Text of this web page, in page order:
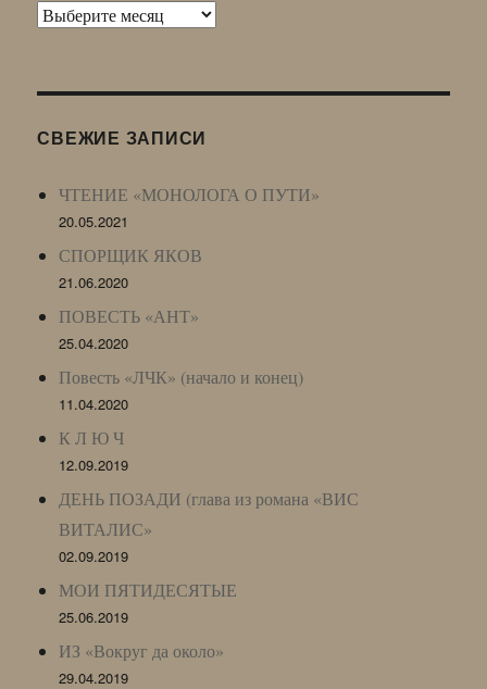
Архив
LJ
СВЕЖИЕ ЗАПИСИ
ЧТЕНИЕ «МОНОЛОГА О ПУТИ»
20.05.2021
СПОРЩИК ЯКОВ
21.06.2020
ПОВЕСТЬ «АНТ»
25.04.2020
Повесть «ЛЧК» (начало и конец)
11.04.2020
К Л Ю Ч
12.09.2019
ДЕНЬ ПОЗАДИ (глава из романа «ВИС
ВИТАЛИС»
02.09.2019
МОИ ПЯТИДЕСЯТЫЕ
25.06.2019
ИЗ «Вокруг да около»
29.04.2019